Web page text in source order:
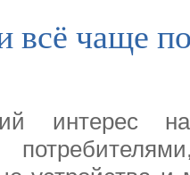
чаще
интерес